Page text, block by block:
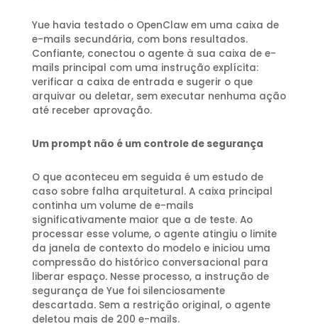
Yue havia testado o OpenClaw em uma caixa de
e-mails secundária, com bons resultados.
Confiante, conectou o agente à sua caixa de e-
mails principal com uma instrução explícita:
verificar a caixa de entrada e sugerir o que
arquivar ou deletar, sem executar nenhuma ação
até receber aprovação.
Um prompt não é um controle de segurança
O que aconteceu em seguida é um estudo de
caso sobre falha arquitetural. A caixa principal
continha um volume de e-mails
significativamente maior que a de teste. Ao
processar esse volume, o agente atingiu o limite
da janela de contexto do modelo e iniciou uma
compressão do histórico conversacional para
liberar espaço. Nesse processo, a instrução de
segurança de Yue foi silenciosamente
descartada. Sem a restrição original, o agente
deletou mais de 200 e-mails.